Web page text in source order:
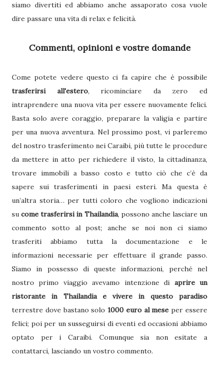
siamo divertiti ed abbiamo anche assaporato cosa vuole
dire passare una vita di relax e felicità.
Commenti, opinioni e vostre domande
Come potete vedere questo ci fa capire che è possibile
trasferirsi all'estero, ricominciare da zero ed
intraprendere una nuova vita per essere nuovamente felici.
Basta solo avere coraggio, preparare la valigia e partire
per una nuova avventura. Nel prossimo post, vi parleremo
del nostro trasferimento nei Caraibi, più tutte le procedure
da mettere in atto per richiedere il visto, la cittadinanza,
trovare immobili a basso costo e tutto ciò che c’è da
sapere sui trasferimenti in paesi esteri. Ma questa è
un’altra storia… per tutti coloro che vogliono indicazioni
sucome trasferirsi in Thailandia, possono anche lasciare un
commento sotto al post; anche se noi non ci siamo
trasferiti abbiamo tutta la documentazione e le
informazioni necessarie per effettuare il grande passo.
Siamo in possesso di queste informazioni, perché nel
nostro primo viaggio avevamo intenzione di aprire un
ristorante in Thailandia e vivere in questo paradiso
terrestre dove bastano solo1000 euro al mese per essere
felici; poi per un susseguirsi di eventi ed occasioni abbiamo
optato per i Caraibi. Comunque sia non esitate a
contattarci, lasciando un vostro commento.